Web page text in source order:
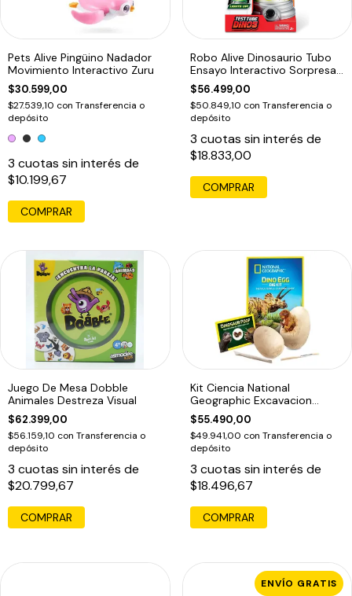
Pets Alive Pingüino Nadador
Movimiento Interactivo Zuru
$30.599,00
$27.539,10 con Transferencia o
depósito
3 cuotas sin interés de
$10.199,67
COMPRAR
Robo Alive Dinosaurio Tubo
Ensayo Interactivo Sorpresa
Zuru
$56.499,00
$50.849,10 con Transferencia o
depósito
3 cuotas sin interés de
$18.833,00
COMPRAR
Juego De Mesa Dobble
Animales Destreza Visual
$62.399,00
$56.159,10 con Transferencia o
depósito
3 cuotas sin interés de
$20.799,67
Kit Ciencia National
Geographic Excavacion
Huevos Dinosaurio
$55.490,00
$49.941,00 con Transferencia o
depósito
3 cuotas sin interés de
$18.496,67
ENVÍO GRATIS